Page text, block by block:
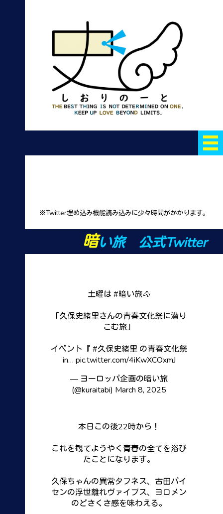
※Twitter埋め込み機能読み込みに少々時間がかかります。
暗い旅 公式Twitter
土曜は#暗い旅🐴
「久保史緒里さんの青春文化祭に潜り
こむ旅」
イベント『#久保史緒里 の青春文化祭
in… pic.twitter.com/4iKwXCOxmJ
— ヨーロッパ企画の暗い旅
(@kuraitabi) March 8, 2025
本日この後22時から！
これを観てようやく青春の全てを浴び
たことになります。
久保ちゃんの異常タフネス、古田パイ
センの浮世離れヴァイブス、ヨロメン
のどさくさ感を味わえる。